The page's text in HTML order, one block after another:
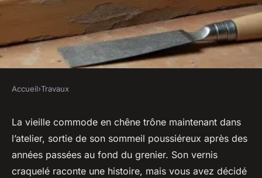
Un décapant pour bois : pour
une remise à nu efficace et
rapide
Accueil›Travaux
La vieille commode en chêne trône maintenant dans
l’atelier, sortie de son sommeil poussiéreux après des
années passées au fond du grenier. Son vernis
craquelé raconte une histoire, mais vous avez décidé